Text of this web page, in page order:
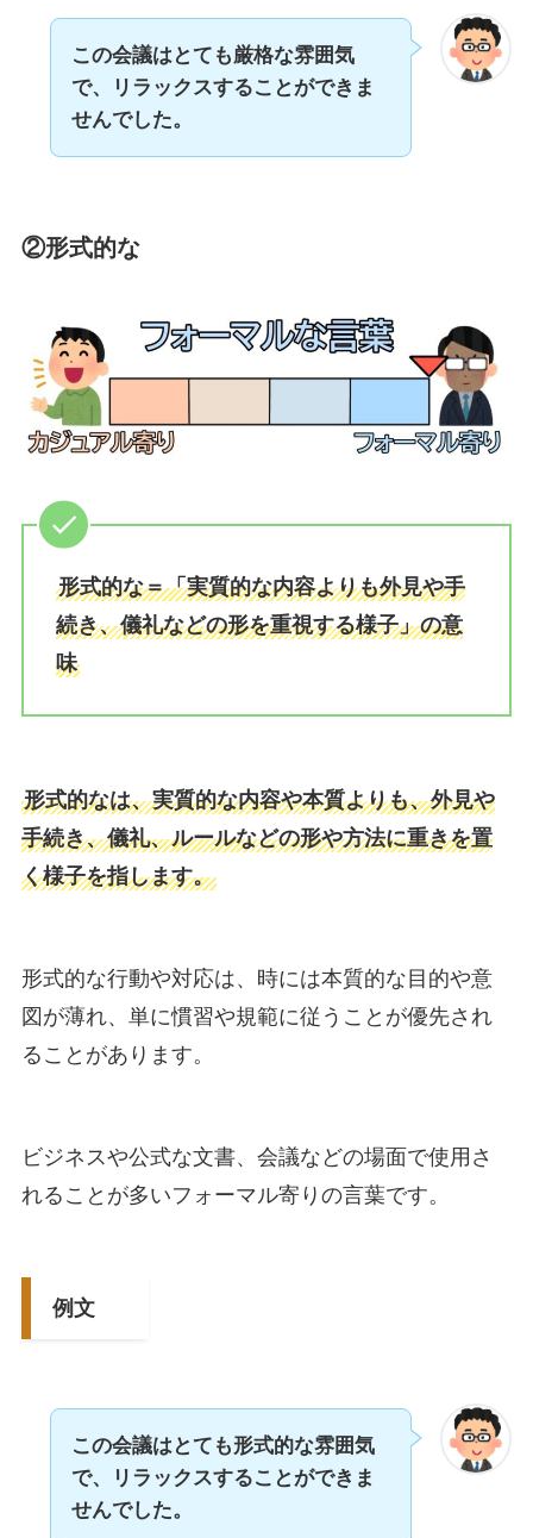
この会議はとても厳格な雰囲気
で、リラックスすることができま
せんでした。
②形式的な
形式的な＝「実質的な内容よりも外見や手
続き、儀礼などの形を重視する様子」の意
味
形式的なは、実質的な内容や本質よりも、外見や
手続き、儀礼、ルールなどの形や方法に重きを置
く様子を指します。
形式的な行動や対応は、時には本質的な目的や意
図が薄れ、単に慣習や規範に従うことが優先され
ることがあります。
ビジネスや公式な文書、会議などの場面で使用さ
れることが多いフォーマル寄りの言葉です。
例文
この会議はとても形式的な雰囲気
で、リラックスすることができま
せんでした。